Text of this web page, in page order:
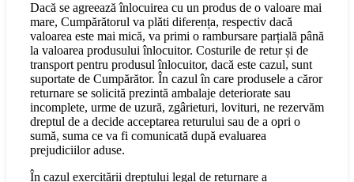
Dacă se agreează înlocuirea cu un produs de o valoare mai
mare, Cumpărătorul va plăti diferența, respectiv dacă
valoarea este mai mică, va primi o rambursare parțială până
la valoarea produsului înlocuitor. Costurile de retur și de
transport pentru produsul înlocuitor, dacă este cazul, sunt
suportate de Cumpărător. În cazul în care produsele a căror
returnare se solicită prezintă ambalaje deteriorate sau
incomplete, urme de uzură, zgârieturi, lovituri, ne rezervăm
dreptul de a decide acceptarea returului sau de a opri o
sumă, suma ce va fi comunicată după evaluarea
prejudiciilor aduse.
În cazul exercitării dreptului legal de returnare a